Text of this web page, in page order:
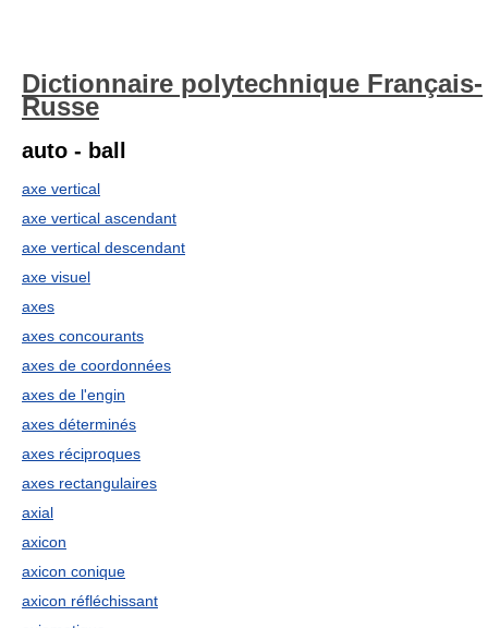
Dictionnaire polytechnique Français-
Russe
auto - ball
axe vertical
axe vertical ascendant
axe vertical descendant
axe visuel
axes
axes concourants
axes de coordonnées
axes de l'engin
axes déterminés
axes réciproques
axes rectangulaires
axial
axicon
axicon conique
axicon réfléchissant